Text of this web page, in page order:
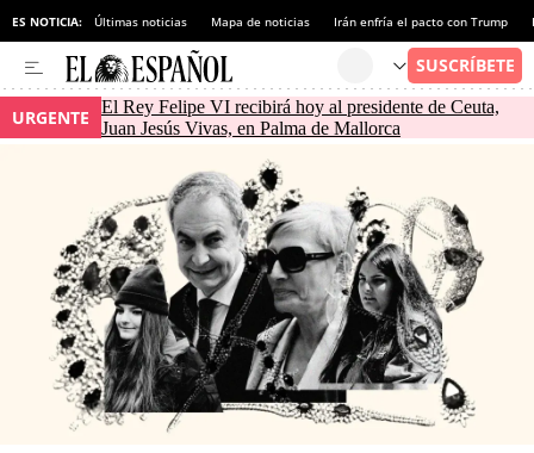
ES NOTICIA: Últimas noticias Mapa de noticias Irán enfría el pacto con Trump
URGENTE
El Rey Felipe VI recibirá hoy al presidente de Ceuta,
Juan Jesús Vivas, en Palma de Mallorca